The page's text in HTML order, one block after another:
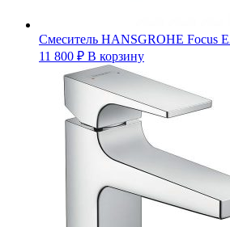
Смеситель HANSGROHE Focus
11 800 ₽ В корзину